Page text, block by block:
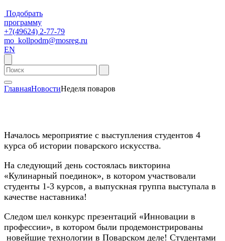
Подобрать
программу
+7(49624) 2-77-79
mo_kollpodm@mosreg.ru
EN
ГлавнаяНовостиНеделя поваров
Началось мероприятие с выступления студентов 4
курса об истории поварского искусства.
На следующий день состоялась викторина
«Кулинарный поединок», в котором участвовали
студенты 1-3 курсов, а выпускная группа выступала в
качестве наставника!
Следом шел конкурс презентаций «Инновации в
профессии», в котором были продемонстрированы
новейшие технологии в Поварском деле! Студентами